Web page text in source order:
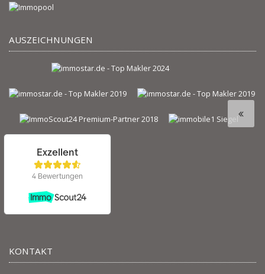
AUSZEICHNUNGEN
KONTAKT